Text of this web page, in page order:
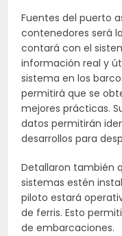
Fuentes del puerto
contenedores será
contará con el
información real y
sistema en los
permitirá que se
mejores prácticas.
datos permitirán
desarrollos para
Detallaron también
sistemas estén
piloto estará
de ferris. Esto
de embarcaciones.